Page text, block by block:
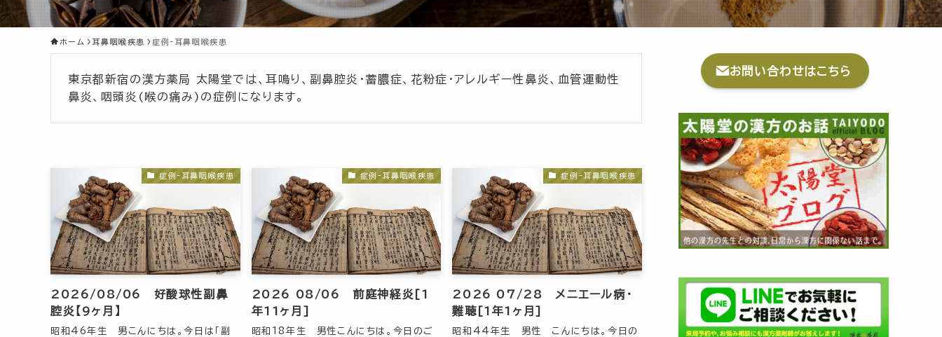
ホーム 耳鼻咽喉疾患 症例-耳鼻咽喉疾患
東京都新宿の漢方薬局 太陽堂では、耳鳴り、副鼻腔炎・蓄膿症、花粉症・アレルギー性鼻炎、血管運動性
鼻炎、咽頭炎(喉の痛み)の症例になります。
症例-耳鼻咽喉疾患
2026/08/06 好酸球性副鼻
腔炎【9ヶ月】
昭和46年生 男こんにちは。今日は「副
症例-耳鼻咽喉疾患
2026 08/06 前庭神経炎[1
年11ヶ月]
昭和18年生 男性こんにちは。今日のご
症例-耳鼻咽喉疾患
2026 07/28 メニエール病・
難聴[1年1ヶ月]
昭和44年生 男性 こんにちは。今日の
お問い合わせはこちら